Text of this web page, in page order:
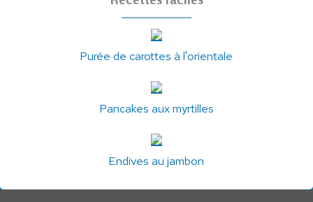
Purée de carottes à l'orientale
Pancakes aux myrtilles
Endives au jambon